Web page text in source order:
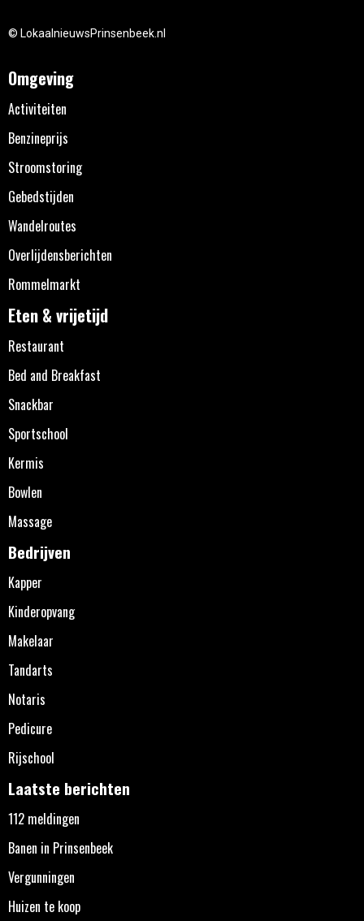
© LokaalnieuwsPrinsenbeek.nl
Omgeving
Activiteiten
Benzineprijs
Stroomstoring
Gebedstijden
Wandelroutes
Overlijdensberichten
Rommelmarkt
Eten & vrijetijd
Restaurant
Bed and Breakfast
Snackbar
Sportschool
Kermis
Bowlen
Massage
Bedrijven
Kapper
Kinderopvang
Makelaar
Tandarts
Notaris
Pedicure
Rijschool
Laatste berichten
112 meldingen
Banen in Prinsenbeek
Vergunningen
Huizen te koop